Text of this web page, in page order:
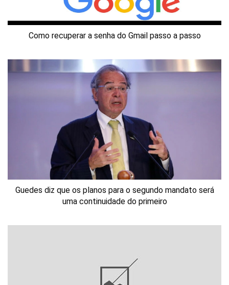
Como recuperar a senha do Gmail passo a passo
Guedes diz que os planos para o segundo mandato será
uma continuidade do primeiro